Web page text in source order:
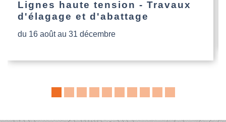
Lignes haute tension - Travaux
d'élagage et d'abattage
du 16 août au 31 décembre